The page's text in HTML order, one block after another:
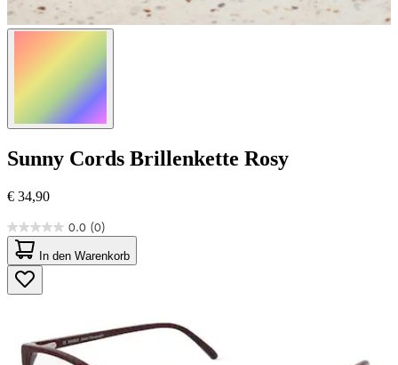
Sunny Cords Brillenkette Rosy
€ 34,90
0.0 (0)
0.0
von
5
Sternen.
In den Warenkorb